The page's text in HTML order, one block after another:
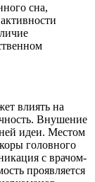
сна,
влиять на
Внушение
идеи. Местом
головного
с врачом-
проявляется